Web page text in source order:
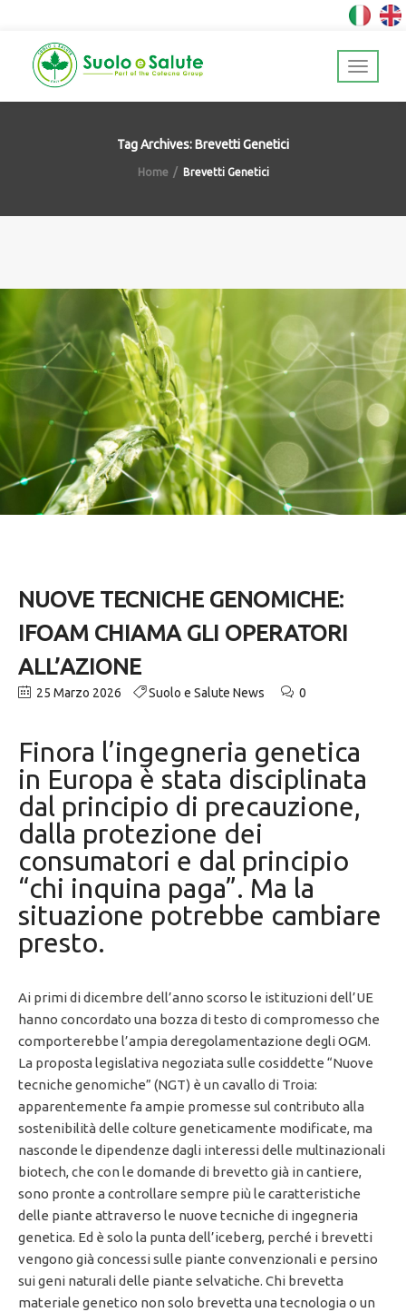
Tag Archives: Brevetti Genetici
Home Brevetti Genetici
NUOVE TECNICHE GENOMICHE:
IFOAM CHIAMA GLI OPERATORI
ALL’AZIONE
25 Marzo 2026 Suolo e Salute News 0
Finora l’ingegneria genetica
in Europa è stata disciplinata
dal principio di precauzione,
dalla protezione dei
consumatori e dal principio
“chi inquina paga”. Ma la
situazione potrebbe cambiare
presto.
Ai primi di dicembre dell’anno scorso le istituzioni dell’UE
hanno concordato una bozza di testo di compromesso che
comporterebbe l’ampia deregolamentazione degli OGM.
La proposta legislativa negoziata sulle cosiddette “Nuove
tecniche genomiche” (NGT) è un cavallo di Troia:
apparentemente fa ampie promesse sul contributo alla
sostenibilità delle colture geneticamente modificate, ma
nasconde le dipendenze dagli interessi delle multinazionali
biotech, che con le domande di brevetto già in cantiere,
sono pronte a controllare sempre più le caratteristiche
delle piante attraverso le nuove tecniche di ingegneria
genetica. Ed è solo la punta dell’iceberg, perché i brevetti
vengono già concessi sulle piante convenzionali e persino
sui geni naturali delle piante selvatiche. Chi brevetta
materiale genetico non solo brevetta una tecnologia o un